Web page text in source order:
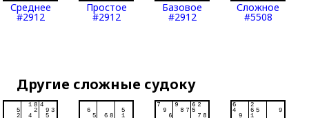
Среднее
#2912
Простое
#2912
Базовое
#2912
Сложное
#5508
Другие сложные судоку